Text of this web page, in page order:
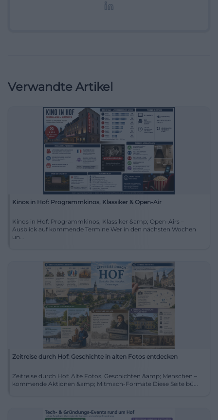
Verwandte Artikel
Kinos in Hof: Programmkinos, Klassiker & Open-Air
Kinos in Hof: Programmkinos, Klassiker &amp; Open-Airs –
Ausblick auf kommende Termine Wer in den nächsten Wochen
un...
Zeitreise durch Hof: Geschichte in alten Fotos entdecken
Zeitreise durch Hof: Alte Fotos, Geschichten &amp; Menschen –
kommende Aktionen &amp; Mitmach-Formate Diese Seite bü...